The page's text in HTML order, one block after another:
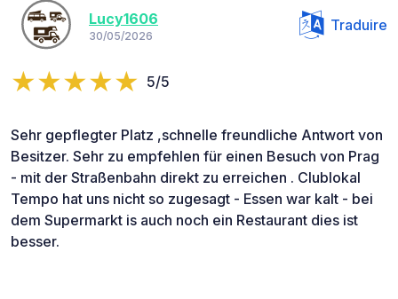
Lucy1606
30/05/2026
Traduire
5/5
Sehr gepflegter Platz ,schnelle freundliche Antwort von
Besitzer. Sehr zu empfehlen für einen Besuch von Prag
- mit der Straßenbahn direkt zu erreichen . Clublokal
Tempo hat uns nicht so zugesagt - Essen war kalt - bei
dem Supermarkt is auch noch ein Restaurant dies ist
besser.